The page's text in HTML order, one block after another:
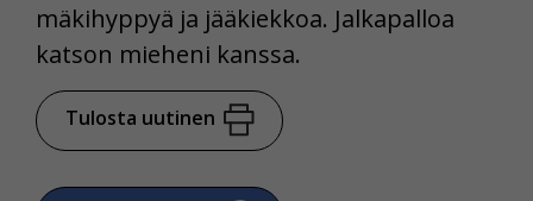
mäkihyppyä ja jääkiekkoa. Jalkapalloa
katson mieheni kanssa.
Tulosta uutinen